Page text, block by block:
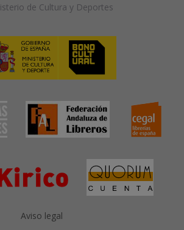
de Cultura y Deportes
Aviso legal